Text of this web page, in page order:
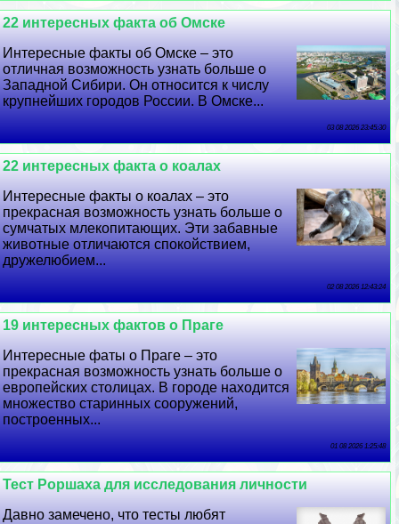
22 интересных факта об Омске
Интересные факты об Омске – это
отличная возможность узнать больше о
Западной Сибири. Он относится к числу
крупнейших городов России. В Омске...
03 08 2026 23:45:30
22 интересных факта о коалах
Интересные факты о коалах – это
прекрасная возможность узнать больше о
сумчатых млекопитающих. Эти забавные
животные отличаются спокойствием,
дружелюбием...
02 08 2026 12:43:24
19 интересных фактов о Праге
Интересные фаты о Праге – это
прекрасная возможность узнать больше о
европейских столицах. В городе находится
множество старинных сооружений,
построенных...
01 08 2026 1:25:48
Тест Роршаха для исследования личности
Давно замечено, что тесты любят